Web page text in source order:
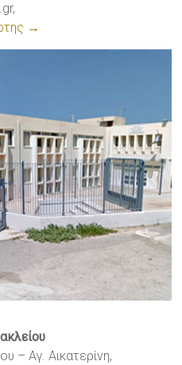
,
→
– Αγ. Αικατερίνη,